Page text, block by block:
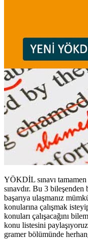
YÖKDİL sınavı tamamen
sınavdır. Bu 3
başarıya ulaşmanız
konularına çalışmak
konuları çalışacağını
konu listesini
gramer bölümünde